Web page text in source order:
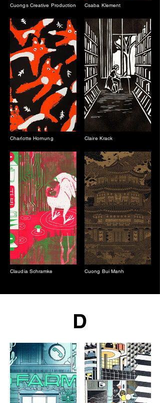
Cuongs Creative Production
Charlotte Hornung
Claudia Schramke
Csaba Klement
Claire Krack
Cuong Bui Manh
D